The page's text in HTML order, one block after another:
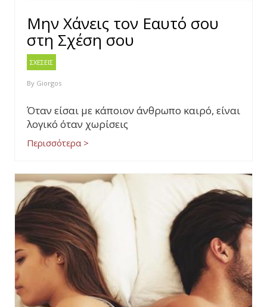
Μην Χάνεις τον Εαυτό σου
στη Σχέση σου
ΣΧΕΣΕΙΣ
By Giorgos
Όταν είσαι με κάποιον άνθρωπο καιρό, είναι
λογικό όταν χωρίσεις
Περισσότερα >